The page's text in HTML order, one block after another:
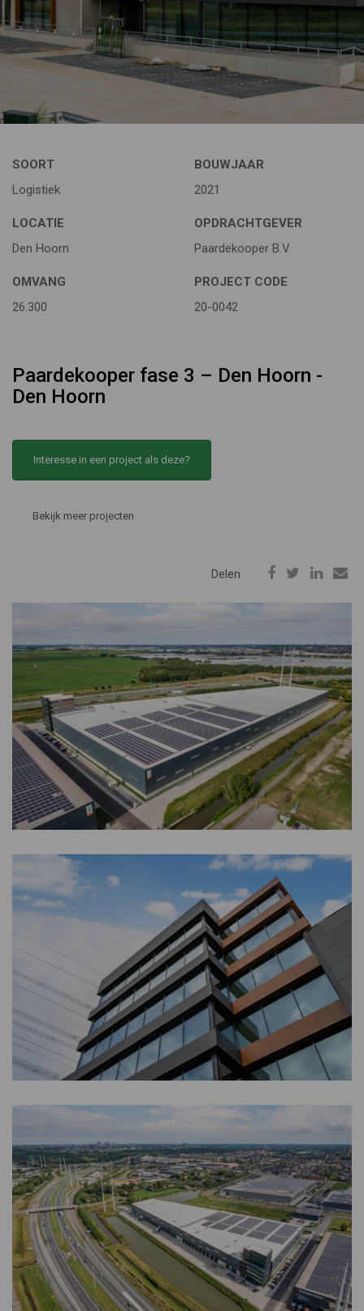
SOORT
Logistiek
BOUWJAAR
2021
LOCATIE
Den Hoorn
OPDRACHTGEVER
Paardekooper B.V.
OMVANG
26.300
PROJECT CODE
20-0042
Paardekooper fase 3 – Den Hoorn -
Den Hoorn
Interesse in een project als deze?
Bekijk meer projecten
Delen